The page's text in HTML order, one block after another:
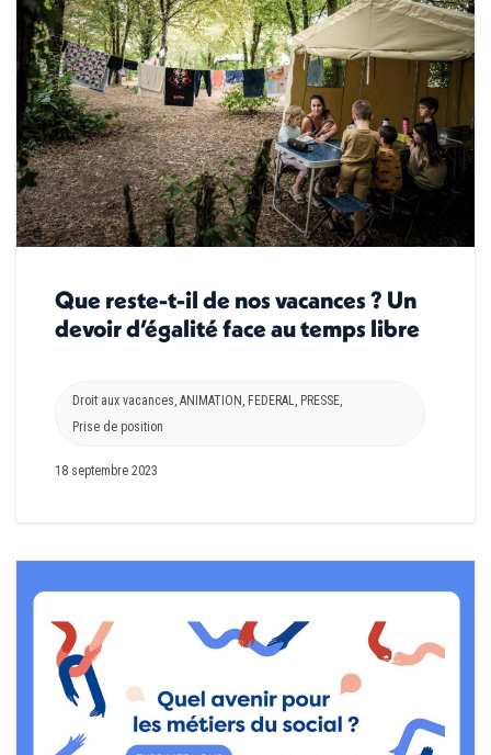
Que reste-t-il de nos vacances ? Un
devoir d’égalité face au temps libre
Droit aux vacances, ANIMATION , FEDERAL, PRESSE,
Prise de position
18 septembre 2023